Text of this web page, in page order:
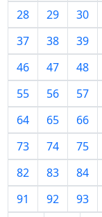
28
29 30
37
38 39
46
47 48
55
56 57
64
65 66
73
74 75
82
83 84
91
92 93